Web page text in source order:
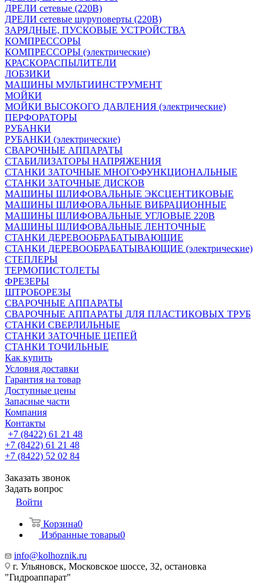
ДРЕЛИ сетевые (220В)
ДРЕЛИ сетевые шуруповерты (220В)
ЗАРЯДНЫЕ, ПУСКОВЫЕ УСТРОЙСТВА
КОМПРЕССОРЫ
КОМПРЕССОРЫ (электрические)
КРАСКОРАСПЫЛИТЕЛИ
ЛОБЗИКИ
МАШИНЫ МУЛЬТИИНСТРУМЕНТ
МОЙКИ
МОЙКИ ВЫСОКОГО ДАВЛЕНИЯ (электрические)
ПЕРФОРАТОРЫ
РУБАНКИ
РУБАНКИ (электрические)
СВАРОЧНЫЕ АППАРАТЫ
СТАБИЛИЗАТОРЫ НАПРЯЖЕНИЯ
СТАНКИ ЗАТОЧНЫЕ МНОГОФУНКЦИОНАЛЬНЫЕ
СТАНКИ ЗАТОЧНЫЕ ДИСКОВ
МАШИНЫ ШЛИФОВАЛЬНЫЕ ЭКСЦЕНТИКОВЫЕ
МАШИНЫ ШЛИФОВАЛЬНЫЕ ВИБРАЦИОННЫЕ
МАШИНЫ ШЛИФОВАЛЬНЫЕ УГЛОВЫЕ 220В
МАШИНЫ ШЛИФОВАЛЬНЫЕ ЛЕНТОЧНЫЕ
СТАНКИ ДЕРЕВООБРАБАТЫВАЮЩИЕ
СТАНКИ ДЕРЕВООБРАБАТЫВАЮЩИЕ (электрические)
СТЕПЛЕРЫ
ТЕРМОПИСТОЛЕТЫ
ФРЕЗЕРЫ
ШТРОБОРЕЗЫ
СВАРОЧНЫЕ АППАРАТЫ
СВАРОЧНЫЕ АППАРАТЫ ДЛЯ ПЛАСТИКОВЫХ ТРУБ
СТАНКИ СВЕРЛИЛЬНЫЕ
СТАНКИ ЗАТОЧНЫЕ ЦЕПЕЙ
СТАНКИ ТОЧИЛЬНЫЕ
Как купить
Условия доставки
Гарантия на товар
Доступные цены
Запасные части
Компания
Контакты
+7 (8422) 61 21 48
+7 (8422) 61 21 48
+7 (8422) 52 02 84
Заказать звонок
Задать вопрос
Войти
Корзина0
Избранные товары0
info@kolhoznik.ru
г. Ульяновск, Московское шоссе, 32, остановка
"Гидроаппарат"